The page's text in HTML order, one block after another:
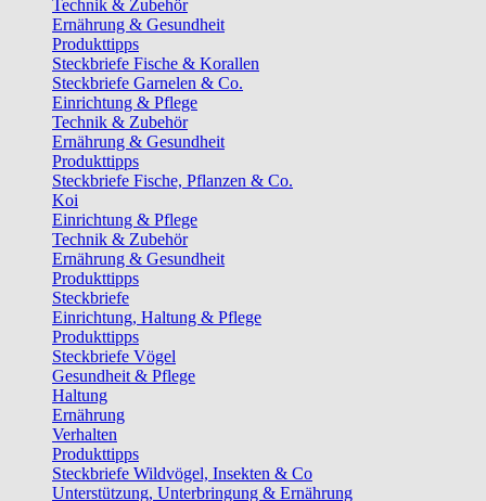
Technik & Zubehör
Ernährung & Gesundheit
Produkttipps
Steckbriefe Fische & Korallen
Steckbriefe Garnelen & Co.
Einrichtung & Pflege
Technik & Zubehör
Ernährung & Gesundheit
Produkttipps
Steckbriefe Fische, Pflanzen & Co.
Koi
Einrichtung & Pflege
Technik & Zubehör
Ernährung & Gesundheit
Produkttipps
Steckbriefe
Einrichtung, Haltung & Pflege
Produkttipps
Steckbriefe Vögel
Gesundheit & Pflege
Haltung
Ernährung
Verhalten
Produkttipps
Steckbriefe Wildvögel, Insekten & Co
Unterstützung, Unterbringung & Ernährung